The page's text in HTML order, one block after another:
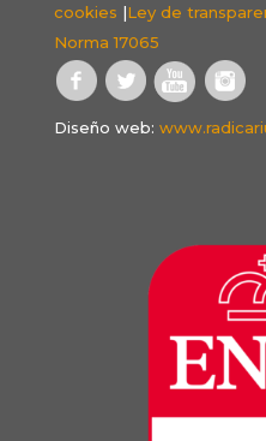
cookies |Ley de
Norma 17065
Diseño web: